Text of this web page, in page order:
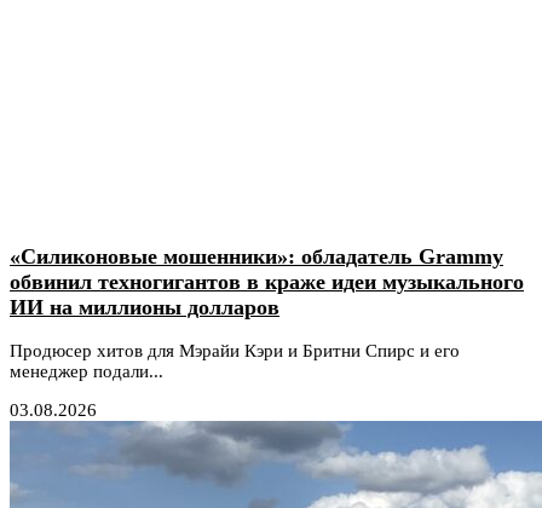
«Силиконовые мошенники»: обладатель Grammy
обвинил техногигантов в краже идеи музыкального
ИИ на миллионы долларов
Продюсер хитов для Мэрайи Кэри и Бритни Спирс и его
менеджер подали...
03.08.2026